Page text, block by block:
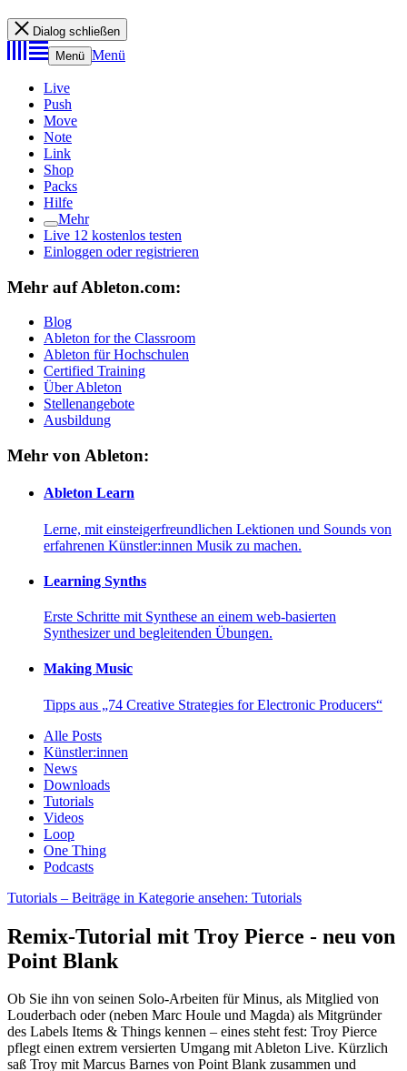
Dialog schließen
Menü Menü
Live
Push
Move
Note
Link
Shop
Packs
Hilfe
Mehr
Live 12 kostenlos testen
Einloggen oder registrieren
Mehr auf Ableton.com:
Blog
Ableton for the Classroom
Ableton für Hochschulen
Certified Training
Über Ableton
Stellenangebote
Ausbildung
Mehr von Ableton:
Ableton Learn
Lerne, mit einsteigerfreundlichen Lektionen und Sounds von
erfahrenen Künstler:innen Musik zu machen.
Learning Synths
Erste Schritte mit Synthese an einem web-basierten
Synthesizer und begleitenden Übungen.
Making Music
Tipps aus „74 Creative Strategies for Electronic Producers“
Alle Posts
Künstler:innen
News
Downloads
Tutorials
Videos
Loop
One Thing
Podcasts
Tutorials – Beiträge in Kategorie ansehen: Tutorials
Remix-Tutorial mit Troy Pierce - neu von
Point Blank
Ob Sie ihn von seinen Solo-Arbeiten für Minus, als Mitglied von
Louderbach oder (neben Marc Houle und Magda) als Mitgründer
des Labels Items & Things kennen – eines steht fest: Troy Pierce
pflegt einen extrem versierten Umgang mit Ableton Live. Kürzlich
saß Troy mit Marcus Barnes von Point Blank zusammen und